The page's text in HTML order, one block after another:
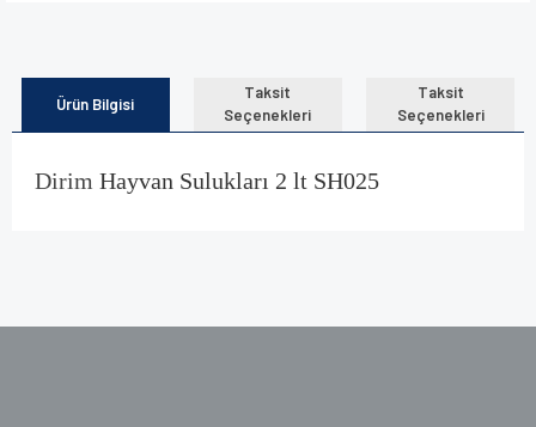
Ürün Bilgisi
Taksit
Seçenekleri
Taksit
Seçenekleri
Dirim Hayvan Sulukları 2 lt SH025